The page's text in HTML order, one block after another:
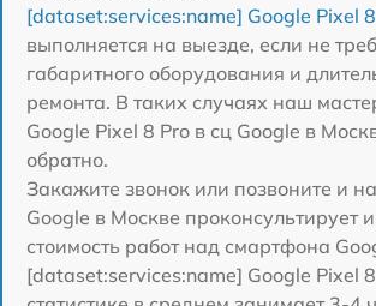
[dataset:services:name] Google Pixel
выполняется на выезде, если не
габаритного оборудования и
ремонта. В таких случаях наш
Google Pixel 8 Pro в сц Google в
обратно.
Закажите звонок или позвоните и
Google в Москве проконсультирует
стоимость работ над смартфона
[dataset:services:name] Google Pixel